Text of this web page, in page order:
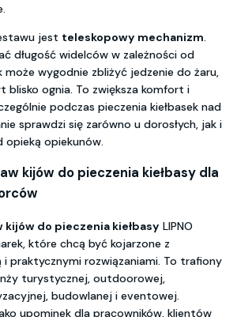
jest teleskopowy mechanizm
długość widelców w zależności od
wygodnie zbliżyć jedzenie do żaru,
blisko ognia. To zwiększa komfort i
podczas pieczenia kiełbasek nad
sprawdzi się zarówno u dorosłych, jak i
opiekunów.
kijów do pieczenia kiełbasy dla
kijów do pieczenia kiełbasy LIPNO
które chcą być kojarzone z
praktycznymi rozwiązaniami. To trafiony
turystycznej, outdoorowej,
budowlanej i eventowej.
upominek dla pracowników, klientów